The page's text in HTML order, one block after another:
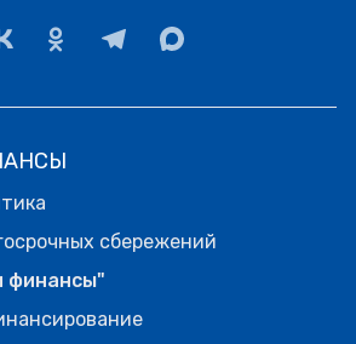
сбережений
финансы"